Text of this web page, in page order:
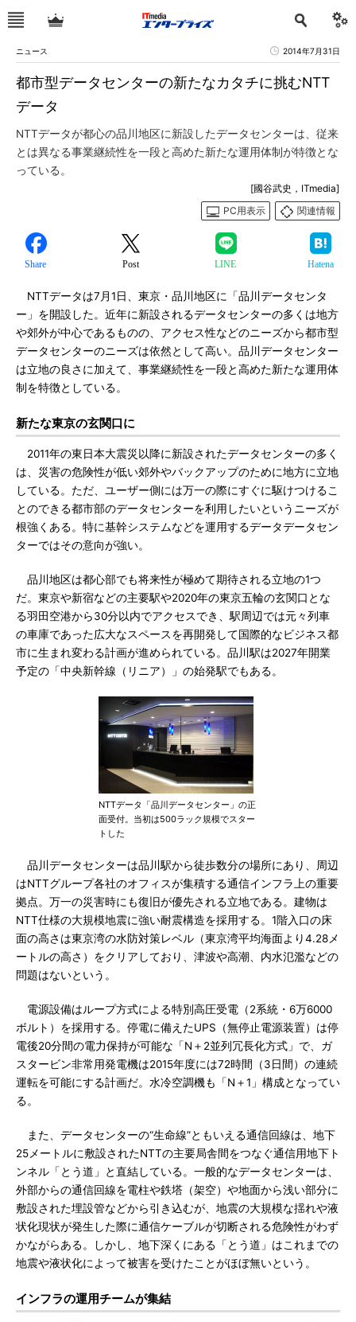
ニュース 2014年7月31日
都市型データセンターの新たなカタチに挑むNTT
データ
NTTデータが都心の品川地区に新設したデータセンターは、従来
とは異なる事業継続性を一段と高めた新たな運用体制が特徴とな
っている。
[國谷武史，ITmedia]
PC用表示
関連情報
Share Post LINE Hatena
NTTデータは7月1日、東京・品川地区に「品川データセンタ
ー」を開設した。近年に新設されるデータセンターの多くは地方
や郊外が中心であるものの、アクセス性などのニーズから都市型
データセンターのニーズは依然として高い。品川データセンター
は立地の良さに加えて、事業継続性を一段と高めた新たな運用体
制を特徴としている。
新たな東京の玄関口に
2011年の東日本大震災以降に新設されたデータセンターの多く
は、災害の危険性が低い郊外やバックアップのために地方に立地
している。ただ、ユーザー側には万一の際にすぐに駆けつけるこ
とのできる都市部のデータセンターを利用したいというニーズが
根強くある。特に基幹システムなどを運用するデータデータセン
ターではその意向が強い。
品川地区は都心部でも将来性が極めて期待される立地の1つ
だ。東京や新宿などの主要駅や2020年の東京五輪の玄関口とな
る羽田空港から30分以内でアクセスでき、駅周辺では元々列車
の車庫であった広大なスペースを再開発して国際的なビジネス都
市に生まれ変わる計画が進められている。品川駅は2027年開業
予定の「中央新幹線（リニア）」の始発駅でもある。
NTTデータ「品川データセンター」の正
面受付。当初は500ラック規模でスター
トした
品川データセンターは品川駅から徒歩数分の場所にあり、周辺
はNTTグループ各社のオフィスが集積する通信インフラ上の重要
拠点。万一の災害時にも復旧が優先される立地である。建物は
NTT仕様の大規模地震に強い耐震構造を採用する。1階入口の床
面の高さは東京湾の水防対策レベル（東京湾平均海面より4.28メ
ートルの高さ）をクリアしており、津波や高潮、内水氾濫などの
問題はないという。
電源設備はループ方式による特別高圧受電（2系統・6万6000
ボルト）を採用する。停電に備えたUPS（無停止電源装置）は停
電後20分間の電力保持が可能な「N＋2並列冗長化方式」で、ガ
スタービン非常用発電機は2015年度には72時間（3日間）の連続
運転を可能にする計画だ。水冷空調機も「N＋1」構成となってい
る。
また、データセンターの“生命線”ともいえる通信回線は、地下
25メートルに敷設されたNTTの主要局舎間をつなぐ通信用地下ト
ンネル「とう道」と直結している。一般的なデータセンターは、
外部からの通信回線を電柱や鉄塔（架空）や地面から浅い部分に
敷設された埋設管などから引き込むが、地震の大規模な揺れや液
状化現状が発生した際に通信ケーブルが切断される危険性がわず
かながらある。しかし、地下深くにある「とう道」はこれまでの
地震や液状化によって被害を受けたことがほぼ無いという。
インフラの運用チームが集結